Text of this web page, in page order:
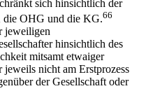
sich hinsichtlich der
die OHG und die KG.66
jeweiligen
hinsichtlich des
mitsamt etwaiger
nicht am Erstprozess
der Gesellschaft oder